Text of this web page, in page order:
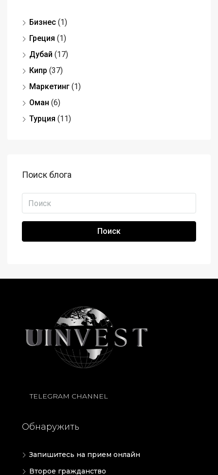
Бизнес (1)
Греция (1)
Дубай (17)
Кипр (37)
Маркетинг (1)
Оман (6)
Турция (11)
Поиск блога
Поиск
TELEGRAM CHANNEL
Обнаружить
Запишитесь на прием онлайн
Второе гражданство